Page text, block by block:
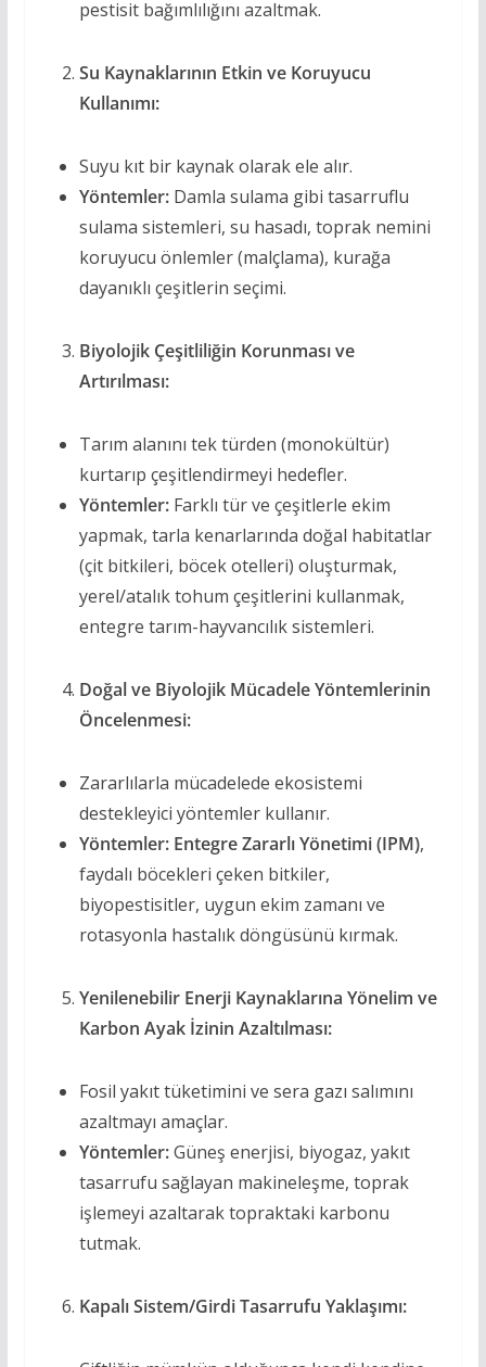
pestisit bağımlılığını azaltmak.
Su Kaynaklarının Etkin ve Koruyucu
Kullanımı:
Suyu kıt bir kaynak olarak ele alır.
Yöntemler:Damla sulama gibi tasarruflu
sulama sistemleri, su hasadı, toprak nemini
koruyucu önlemler (malçlama), kurağa
dayanıklı çeşitlerin seçimi.
Biyolojik Çeşitliliğin Korunması ve
Artırılması:
Tarım alanını tek türden (monokültür)
kurtarıp çeşitlendirmeyi hedefler.
Yöntemler:Farklı tür ve çeşitlerle ekim
yapmak, tarla kenarlarında doğal habitatlar
(çit bitkileri, böcek otelleri) oluşturmak,
yerel/atalık tohum çeşitlerini kullanmak,
entegre tarım-hayvancılık sistemleri.
Doğal ve Biyolojik Mücadele Yöntemlerinin
Öncelenmesi:
Zararlılarla mücadelede ekosistemi
destekleyici yöntemler kullanır.
Yöntemler: Entegre Zararlı Yönetimi (IPM),
faydalı böcekleri çeken bitkiler,
biyopestisitler, uygun ekim zamanı ve
rotasyonla hastalık döngüsünü kırmak.
Yenilenebilir Enerji Kaynaklarına Yönelim ve
Karbon Ayak İzinin Azaltılması:
Fosil yakıt tüketimini ve sera gazı salımını
azaltmayı amaçlar.
Yöntemler:Güneş enerjisi, biyogaz, yakıt
tasarrufu sağlayan makineleşme, toprak
işlemeyi azaltarak topraktaki karbonu
tutmak.
Kapalı Sistem/Girdi Tasarrufu Yaklaşımı: